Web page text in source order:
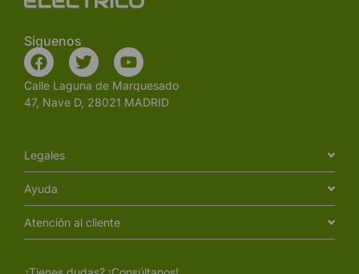
Siguenos
Calle Laguna de Marquesado
47, Nave D, 28021 MADRID
Legales
Ayuda
Atención al cliente